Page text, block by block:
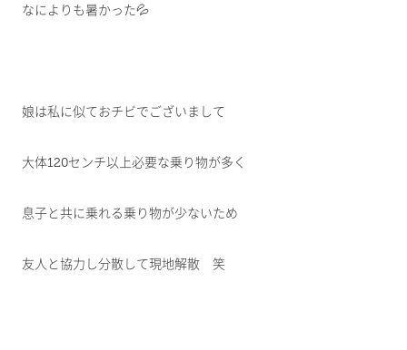
なによりも暑かった💦
娘は私に似ておチビでございまして
大体120センチ以上必要な乗り物が多く
息子と共に乗れる乗り物が少ないため
友人と協力し分散して現地解散 笑